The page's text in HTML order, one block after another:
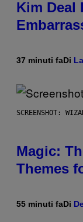
Kim Deal
37 minuti faDi
SCREENSHOT:
Magic:
Themes
55 minuti faDi